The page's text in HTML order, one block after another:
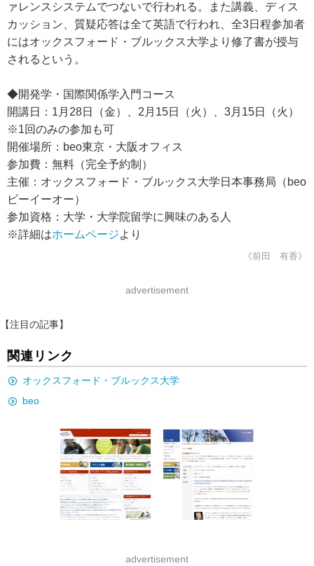
ァレンスシステムでつないで行われる。また講義、ディス
カッション、質疑応答は全て英語で行われ、全3日程参加者
にはオックスフォード・ブルックス大学より修了書が授与
されるという。
◆開発学・国際関係学入門コース
開講日：1月28日（金）、2月15日（火）、3月15日（火）
※1回のみの参加も可
開催場所：beo東京・大阪オフィス
参加費：無料（完全予約制）
主催：オックスフォード・ブルックス大学日本事務局（beo
ビーイーオー）
参加資格：大学・大学院留学に興味のある人
※詳細はホームページより
《前田 有香》
advertisement
【注目の記事】
関連リンク
オックスフォード・ブルックス大学
beo
advertisement